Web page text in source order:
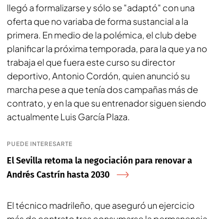
llegó a formalizarse y sólo se "adaptó" con una
oferta que no variaba de forma sustancial a la
primera. En medio de la polémica, el club debe
planificar la próxima temporada, para la que ya no
trabaja el que fuera este curso su director
deportivo, Antonio Cordón, quien anunció su
marcha pese a que tenía dos campañas más de
contrato, y en la que su entrenador siguen siendo
actualmente Luis García Plaza.
PUEDE INTERESARTE
El Sevilla retoma la negociación para renovar a
Andrés Castrín hasta 2030
El técnico madrileño, que aseguró un ejercicio